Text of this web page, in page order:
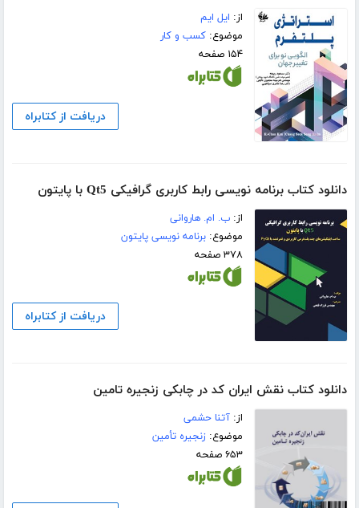
از: ایل ایم
موضوع:کسب و کار
۱۵۴ صفحه
دریافت از کتابراه
دانلود کتاب برنامه نویسی رابط کاربری گرافیکی Qt5 با پایتون
از:ب. ام. هاروانی
موضوع:برنامه نویسی پایتون
۳۷۸ صفحه
دریافت از کتابراه
دانلود کتاب نقش ایران کد در چابکی زنجیره تامین
از:آتنا حشمی
موضوع:زنجیره تأمین
۶۵۳ صفحه